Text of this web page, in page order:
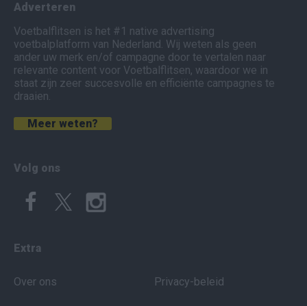
Adverteren
Voetbalflitsen is het #1 native advertising
voetbalplatform van Nederland. Wij weten als geen
ander uw merk en/of campagne door te vertalen naar
relevante content voor Voetbalflitsen, waardoor we in
staat zijn zeer succesvolle en efficiënte campagnes te
draaien.
Meer weten?
Volg ons
Extra
Over ons Privacy-beleid